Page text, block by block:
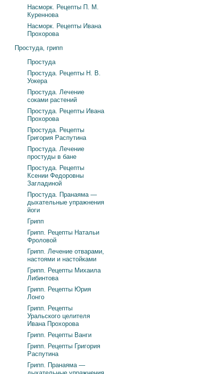
Насморк. Рецепты П. М.
Куреннова
Насморк. Рецепты Ивана
Прохорова
Простуда, грипп
Простуда
Простуда. Рецепты Н. В.
Уокера
Простуда. Лечение
соками растений
Простуда. Рецепты Ивана
Прохорова
Простуда. Рецепты
Григория Распутина
Простуда. Лечение
простуды в бане
Простуда. Рецепты
Ксении Федоровны
Загладиной
Простуда. Пранаяма —
дыхательные упражнения
йоги
Грипп
Грипп. Рецепты Натальи
Фроловой
Грипп. Лечение отварами,
настоями и настойками
Грипп. Рецепты Михаила
Либинтова
Грипп. Рецепты Юрия
Лонго
Грипп. Рецепты
Уральского целителя
Ивана Прохорова
Грипп. Рецепты Ванги
Грипп. Рецепты Григория
Распутина
Грипп. Пранаяма —